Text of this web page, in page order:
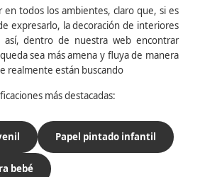
en todos los ambientes, claro que, si es
expresarlo, la decoración de interiores
dentro de nuestra web encontrar
sea más amena y fluya de manera
realmente están buscando
más destacadas:
Papel pintado infantil
bebé